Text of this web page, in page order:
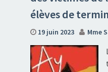
élèves de
19 juin 2023 Mme